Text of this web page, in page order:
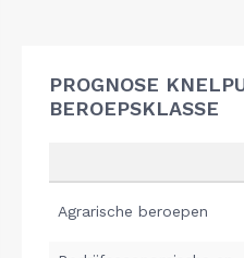
PROGNOSE
BEROEPSKLASSE